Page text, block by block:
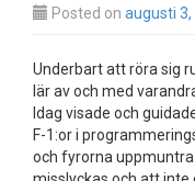
Posted on augusti 3,
Underbart att röra sig
lär av och med
Idag visade och
F-1:or i
och fyrorna